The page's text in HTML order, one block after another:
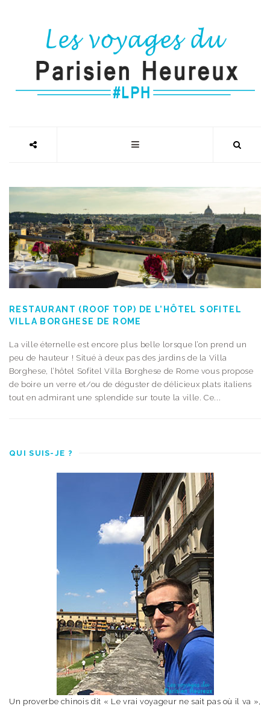
RESTAURANT (ROOF TOP) DE L’HÔTEL SOFITEL
VILLA BORGHESE DE ROME
La ville éternelle est encore plus belle lorsque l’on prend un
peu de hauteur ! Situé à deux pas des jardins de la Villa
Borghese, l’hôtel Sofitel Villa Borghese de Rome vous propose
de boire un verre et/ou de déguster de délicieux plats italiens
tout en admirant une splendide sur toute la ville. Ce...
QUI SUIS-JE ?
Un proverbe chinois dit « Le vrai voyageur ne sait pas où il va »,